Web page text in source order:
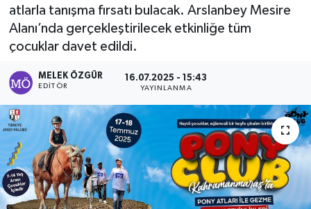
atlarla tanışma fırsatı bulacak. Arslanbey Mesire
Alanı’nda gerçekleştirilecek etkinliğe tüm
çocuklar davet edildi.
MELEK ÖZGÜR
EDITÖR
16.07.2025 - 15:43
YAYINLANMA
Sağlık
Spor
Tarih - Kültür - Sanat - Turizm
Yaşam